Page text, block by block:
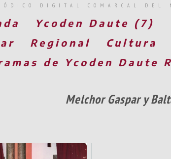
DIGITAL COMARCAL
Ycoden Daute (7)
Regional Cultura
de Ycoden Daute
Melchor Gaspar y